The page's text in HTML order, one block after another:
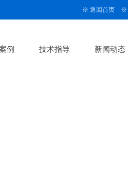
※ 返回首页 ※
例 技术指导 新闻动态